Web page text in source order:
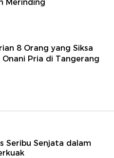
Merinding
8 Orang yang Siksa
Onani Pria di Tangerang
Seribu Senjata dalam